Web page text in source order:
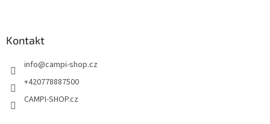
Kontakt
info@campi-shop.cz
+420778887500
CAMPI-SHOP.cz